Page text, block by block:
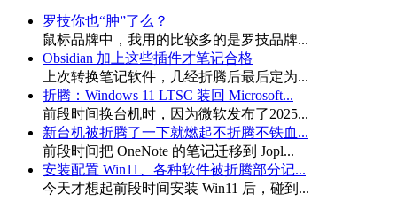
罗技你也“肿”了么？
鼠标品牌中，我用的比较多的是罗技品牌...
Obsidian 加上这些插件才笔记合格
上次转换笔记软件，几经折腾后最后定为...
折腾：Windows 11 LTSC 装回 Microsoft...
前段时间换台机时，因为微软发布了2025...
新台机被折腾了一下就燃起不折腾不铁血...
前段时间把 OneNote 的笔记迁移到 Jopl...
安装配置 Win11、各种软件被折腾部分记...
今天才想起前段时间安装 Win11 后，碰到...